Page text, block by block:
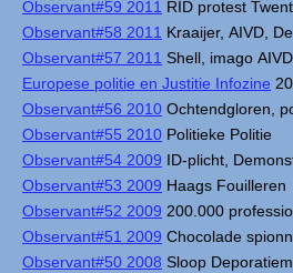
Observant#59 2011 RID protest
Observant#58 2011 Kraaijer, AIVD,
Observant#57 2011 Shell, imago
Europese politie en Justitie Infozine
Observant#56 2010 Ochtendgloren,
Observant#55 2010 Politieke Politie
Observant#54 2009 ID-plicht,
Observant#53 2009 Haags Fouilleren
Observant#52 2009 200.000
Observant#51 2009 Chocolade
Observant#50 2008 Sloop